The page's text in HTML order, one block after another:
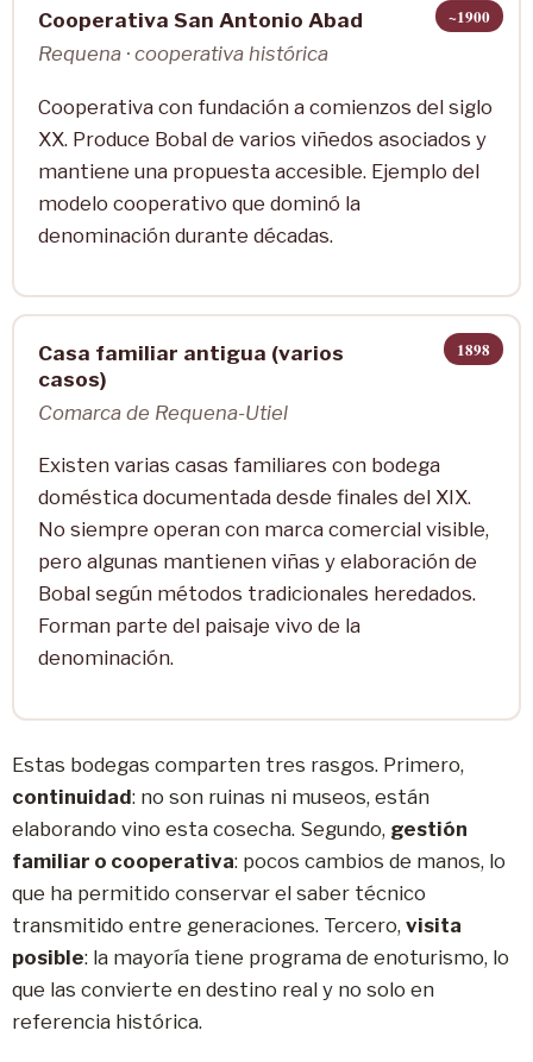
~1900
Cooperativa San Antonio Abad
Requena · cooperativa histórica
Cooperativa con fundación a comienzos del siglo
XX. Produce Bobal de varios viñedos asociados y
mantiene una propuesta accesible. Ejemplo del
modelo cooperativo que dominó la
denominación durante décadas.
1898
Casa familiar antigua (varios
casos)
Comarca de Requena-Utiel
Existen varias casas familiares con bodega
doméstica documentada desde finales del XIX.
No siempre operan con marca comercial visible,
pero algunas mantienen viñas y elaboración de
Bobal según métodos tradicionales heredados.
Forman parte del paisaje vivo de la
denominación.
Estas bodegas comparten tres rasgos. Primero,
continuidad: no son ruinas ni museos, están
elaborando vino esta cosecha. Segundo, gestión
familiar o cooperativa: pocos cambios de manos, lo
que ha permitido conservar el saber técnico
transmitido entre generaciones. Tercero, visita
posible: la mayoría tiene programa de enoturismo, lo
que las convierte en destino real y no solo en
referencia histórica.